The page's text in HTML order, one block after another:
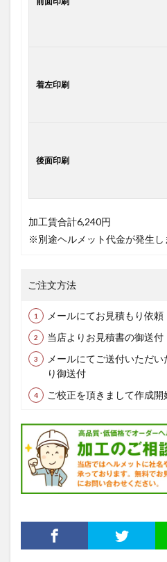
着左印刷
後面印刷
加工賃合計6,240円
※別途ヘルメット代金が発生し
ご注文方法
メールにてお見積もり依頼
当店よりお見積書の御送付
メールにてご送付いただ
り御送付
ご校正を頂きまして作成開